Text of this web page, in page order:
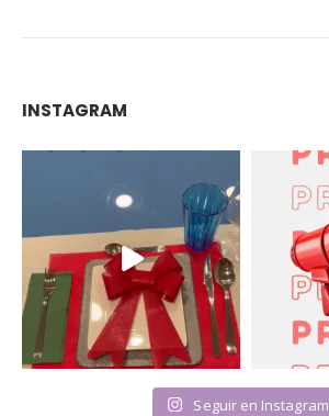
INSTAGRAM
Seguir en Instagram